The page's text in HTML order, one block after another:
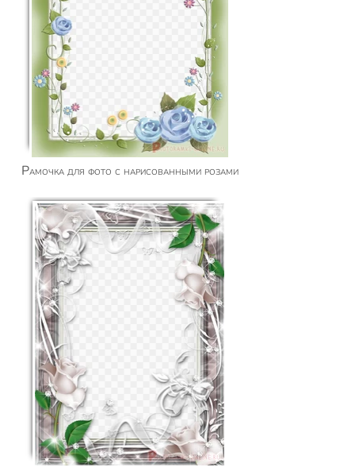
Рамочка для фото с нарисованными розами